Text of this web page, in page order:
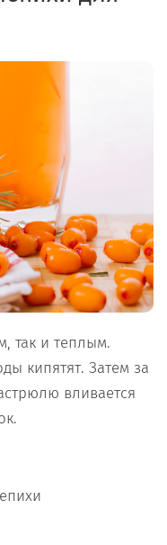
так и теплым.
кипятят. Затем за
вливается